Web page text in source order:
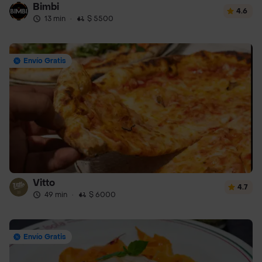
Bimbi
13 min · $ 5500
4.6
Envío Gratis
Vitto
49 min · $ 6000
4.7
Envío Gratis